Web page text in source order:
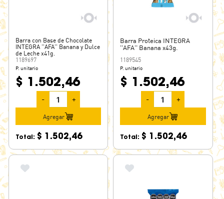
KROOMY
LA ALDEA
LA YAPA
LACASA
LENGÜETAZO
LHERITIER
LICORFORT
LICORITAS
Barra con Base de Chocolate
INTEGRA ''AFA'' Banana y Dulce
de Leche x41g.
1189697
P. unitario
$ 1.502,46
- +
Agregar
Total: $ 1.502,46
Barra Proteica INTEGRA
''AFA'' Banana x43g.
1189545
P. unitario
$ 1.502,46
- +
Agregar
Total: $ 1.502,46